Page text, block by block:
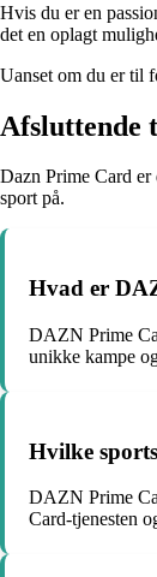
Hvis du er en
det en oplagt
Uanset om du er til
Afsluttende
Dazn Prime Card
sport på.
Hvad er
DAZN Prime
unikke kampe
Hvilke
DAZN Prime
Card-tjenesten